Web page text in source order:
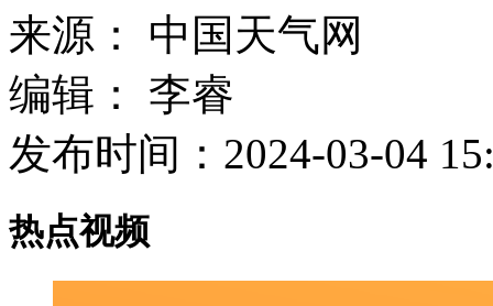
来源：
中国天气网
编辑：
李睿
发布时间： 2024-03-04
热点视频